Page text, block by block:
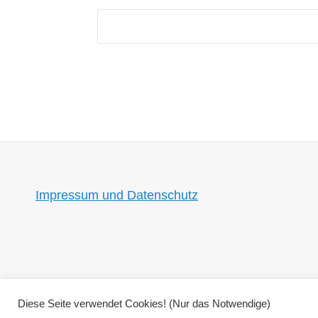
Impressum und Datenschutz
Diese Seite verwendet Cookies! (Nur das Notwendige)